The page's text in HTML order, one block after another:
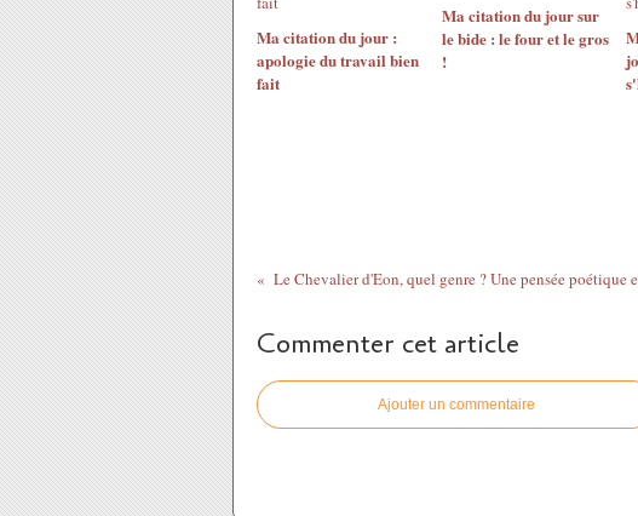
Ma citation du jour :
apologie du travail bien
fait
Ma citation du jour sur
le bide : le four et le gros
!
Commenter cet article
Ajouter un commentaire